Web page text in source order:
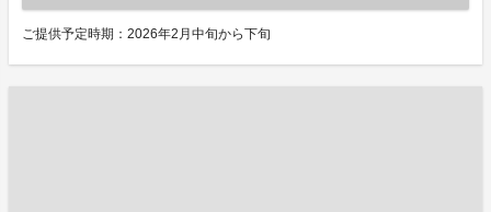
ご提供予定時期：2026年2月中旬から下旬